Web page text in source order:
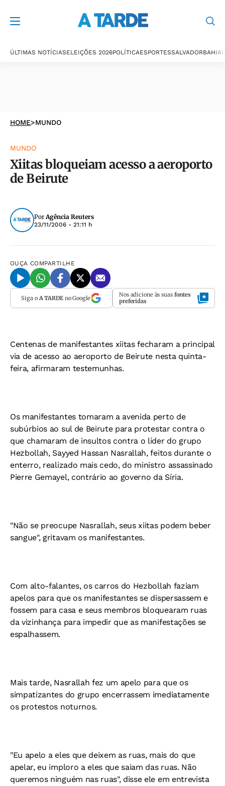
ÚLTIMAS NOTÍCIASELEIÇÕES 2026POLÍTICAESPORTESSALVADORBAHIA
HOME>MUNDO
MUNDO
Xiitas bloqueiam acesso a aeroporto
de Beirute
PorAgência Reuters
23/11/2006 - 21:11 h
OUÇA COMPARTILHE
Siga o A TARDEno Google Nos adicione às suas fontes
preferidas
Centenas de manifestantes xiitas fecharam a principal
via de acesso ao aeroporto de Beirute nesta quinta-
feira, afirmaram testemunhas.
Os manifestantes tomaram a avenida perto de
subúrbios ao sul de Beirute para protestar contra o
que chamaram de insultos contra o líder do grupo
Hezbollah, Sayyed Hassan Nasrallah, feitos durante o
enterro, realizado mais cedo, do ministro assassinado
Pierre Gemayel, contrário ao governo da Síria.
"Não se preocupe Nasrallah, seus xiitas podem beber
sangue", gritavam os manifestantes.
Com alto-falantes, os carros do Hezbollah faziam
apelos para que os manifestantes se dispersassem e
fossem para casa e seus membros bloquearam ruas
da vizinhança para impedir que as manifestações se
espalhassem.
Mais tarde, Nasrallah fez um apelo para que os
simpatizantes do grupo encerrassem imediatamente
os protestos noturnos.
"Eu apelo a eles que deixem as ruas, mais do que
apelar, eu imploro a eles que saiam das ruas. Não
queremos ninguém nas ruas", disse ele em entrevista